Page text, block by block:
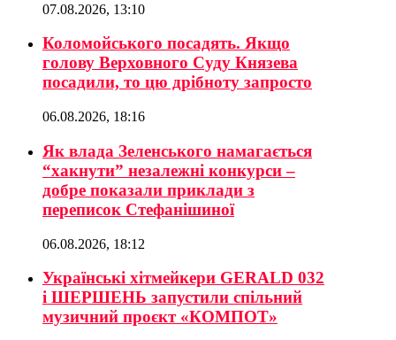
07.08.2026, 13:10
Коломойського посадять. Якщо
голову Верховного Суду Князева
посадили, то цю дрібноту запросто
06.08.2026, 18:16
Як влада Зеленського намагається
“хакнути” незалежні конкурси –
добре показали приклади з
переписок Стефанішиної
06.08.2026, 18:12
Українські хітмейкери GERALD 032
і ШЕРШЕНЬ запустили спільний
музичний проєкт «КОМПОТ»